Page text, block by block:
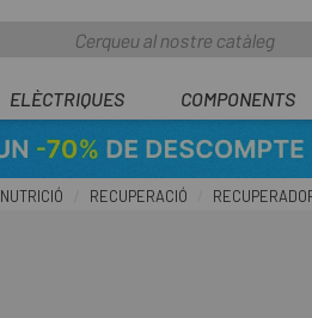
ELÈCTRIQUES COMPONENTS
NUTRICIÓ RECUPERACIÓ